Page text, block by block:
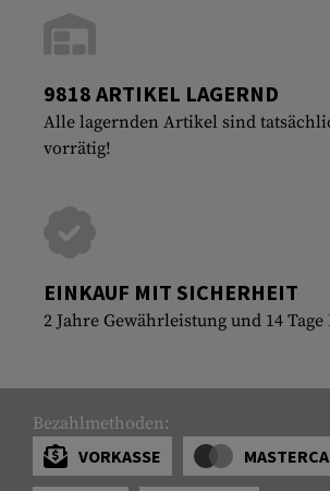
9818 ARTIKEL LAGERND
Alle lagernden Artikel sind
vorrätig!
EINKAUF MIT SICHERHEIT
2 Jahre Gewährleistung und 14
Bezahlmethoden:
VORKASSE